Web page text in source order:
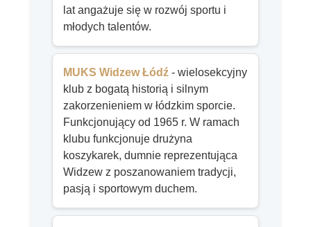
lat angażuje się w rozwój sportu i
młodych talentów.
MUKS Widzew Łódź - wielosekcyjny
klub z bogatą historią i silnym
zakorzenieniem w łódzkim sporcie.
Funkcjonujący od 1965 r. W ramach
klubu funkcjonuje drużyna
koszykarek, dumnie reprezentująca
Widzew z poszanowaniem tradycji,
pasją i sportowym duchem.